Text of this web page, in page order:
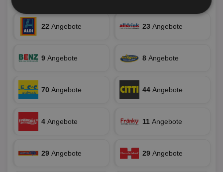
22 Angebote 23 Angebote
9 Angebote 8 Angebote
70 Angebote 44 Angebote
4 Angebote 11 Angebote
29 Angebote 29 Angebote
Unbedingt
erforderlich
Performance
Targeting Funktionalität
Unklassifizierte